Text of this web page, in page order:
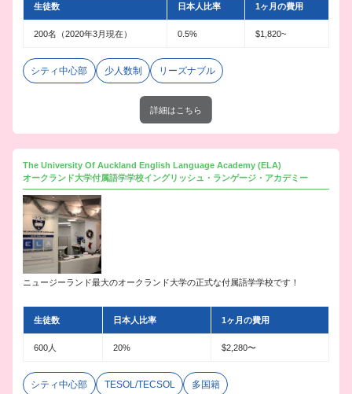
生徒数 日本人比率 1ヶ月の費用
200名（2020年3月現在） 0.5% $1,820~
シティ中心部 少人数制 リーズナブル
詳細はこちら
The University Of Auckland English Language Academy (ELA)
オークランド大学付属語学学校イングリッシュ・ランゲージ・アカデミー
ニュージーランド最大のオークランド大学の正式な付属語学学校です！
生徒数 日本人比率 1ヶ月の費用
600人 20% $2,280〜
シティ中心部 TESOL/TECSOL 多国籍